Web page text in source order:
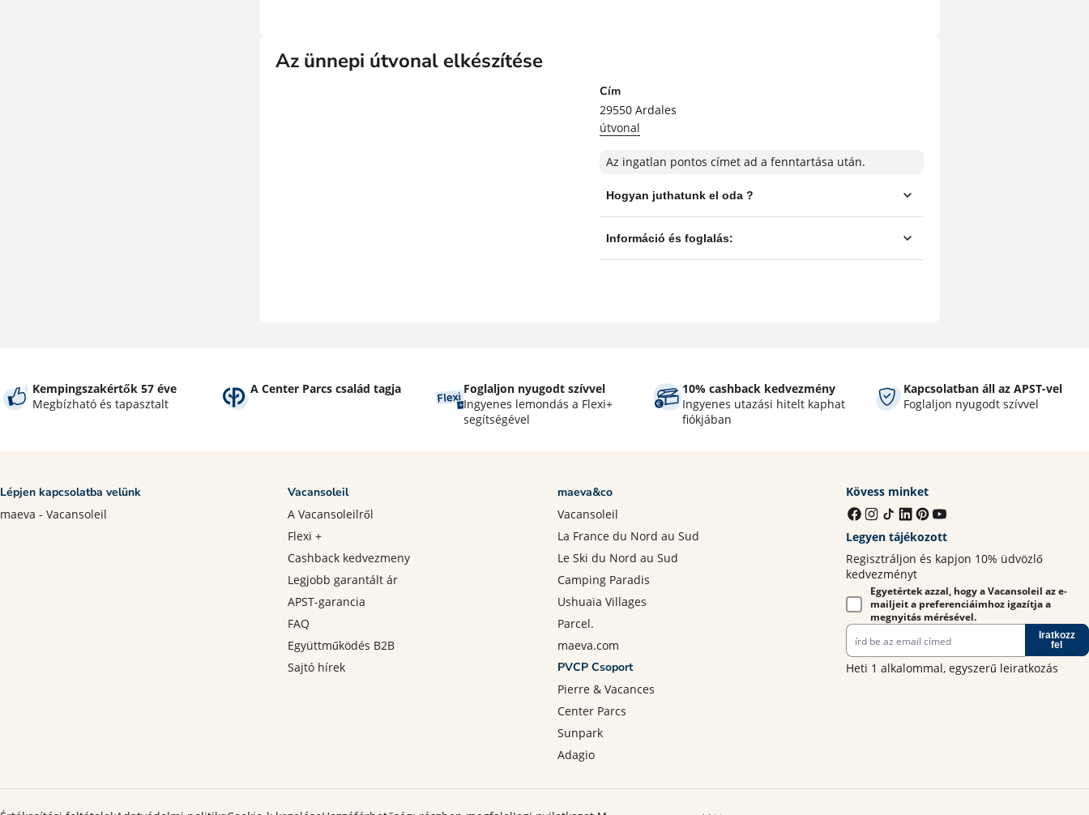
Az ünnepi útvonal elkészítése
Cím
29550 Ardales
útvonal
Az ingatlan pontos címet ad a fenntartása után.
Kempingszakértők 57 éve
Megbízható és tapasztalt
A Center Parcs család tagja
Foglaljon nyugodt szívvel
Ingyenes lemondás a Flexi+
segítségével
10% cashback kedvezmény
Ingyenes utazási hitelt kaphat
fiókjában
Kapcsolatban áll az APST-vel
Foglaljon nyugodt szívvel
Lépjen kapcsolatba velünk
maeva - Vacansoleil
Vacansoleil
A Vacansoleilről
Flexi +
Cashback kedvezmeny
Legjobb garantált ár
APST-garancia
FAQ
Együttműködés B2B
Sajtó hírek
maeva&co
Vacansoleil
La France du Nord au Sud
Le Ski du Nord au Sud
Camping Paradis
Ushuaïa Villages
Parcel.
maeva.com
PVCP Csoport
Pierre & Vacances
Center Parcs
Sunpark
Adagio
Kövess minket
Legyen tájékozott
Regisztráljon és kapjon 10% üdvözlő
kedvezményt
Egyetértek azzal, hogy a Vacansoleil az e-
mailjeit a preferenciáimhoz igazítja a
megnyitás mérésével.
Iratkozz
fel
Heti 1 alkalommal, egyszerű leiratkozás